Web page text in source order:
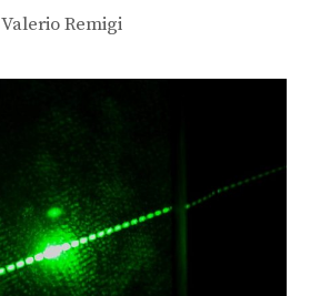
Valerio Remigi